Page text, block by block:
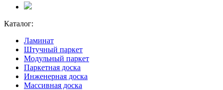
Каталог:
Ламинат
Штучный паркет
Модульный паркет
Паркетная доска
Инженерная доска
Массивная доска